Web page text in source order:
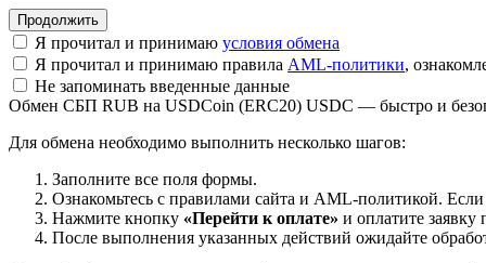
Я прочитал и принимаю условия обмена
Я прочитал и принимаю правила AML-политики,
Не запоминать введенные данные
Обмен СБП RUB на USDCoin (ERC20) USDC — быстро и
Для обмена необходимо выполнить несколько шагов:
Заполните все поля формы.
Ознакомьтесь с правилами сайта и AML-политикой.
Нажмите кнопку «Перейти к оплате» и оплатите
После выполнения указанных действий ожидайте